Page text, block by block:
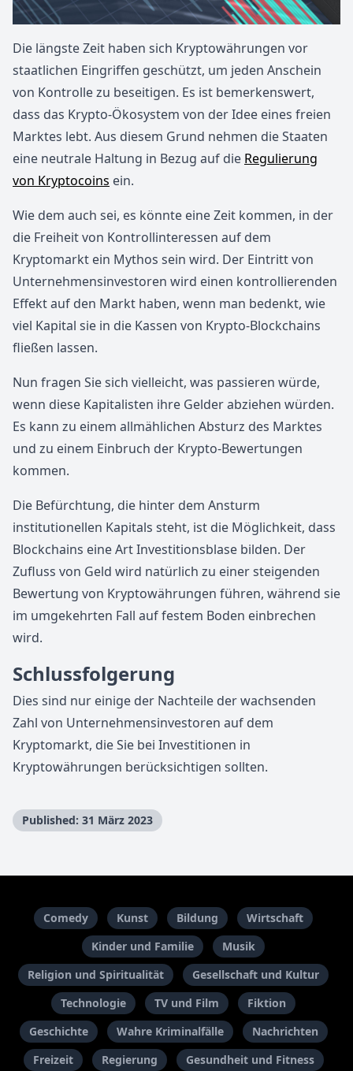
Die längste Zeit haben sich Kryptowährungen vor
staatlichen Eingriffen geschützt, um jeden Anschein
von Kontrolle zu beseitigen. Es ist bemerkenswert,
dass das Krypto-Ökosystem von der Idee eines freien
Marktes lebt. Aus diesem Grund nehmen die Staaten
eine neutrale Haltung in Bezug auf die Regulierung
von Kryptocoins ein.
Wie dem auch sei, es könnte eine Zeit kommen, in der
die Freiheit von Kontrollinteressen auf dem
Kryptomarkt ein Mythos sein wird. Der Eintritt von
Unternehmensinvestoren wird einen kontrollierenden
Effekt auf den Markt haben, wenn man bedenkt, wie
viel Kapital sie in die Kassen von Krypto-Blockchains
fließen lassen.
Nun fragen Sie sich vielleicht, was passieren würde,
wenn diese Kapitalisten ihre Gelder abziehen würden.
Es kann zu einem allmählichen Absturz des Marktes
und zu einem Einbruch der Krypto-Bewertungen
kommen.
Die Befürchtung, die hinter dem Ansturm
institutionellen Kapitals steht, ist die Möglichkeit, dass
Blockchains eine Art Investitionsblase bilden. Der
Zufluss von Geld wird natürlich zu einer steigenden
Bewertung von Kryptowährungen führen, während sie
im umgekehrten Fall auf festem Boden einbrechen
wird.
Schlussfolgerung
Dies sind nur einige der Nachteile der wachsenden
Zahl von Unternehmensinvestoren auf dem
Kryptomarkt, die Sie bei Investitionen in
Kryptowährungen berücksichtigen sollten.
Published: 31 März 2023
Comedy Kunst Bildung
Wirtschaft
Kinder und Familie
Musik
Religion und Spiritualität
Gesellschaft und Kultur
Technologie
TV und Film
Fiktion
Geschichte
Wahre Kriminalfälle
Nachrichten
Freizeit
Regierung Gesundheit und Fitness